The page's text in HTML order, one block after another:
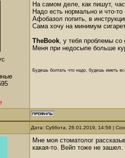
На самом деле, как пишут,
Надо есть нормально и что-то
Афобазол попить, в
Сама хочу на минимум
TheBook, у тебя проблемы
Меня при недосыпе больше
Будешь болтать что надо, будешь иметь
Дата: Суббота, 26.01.2019, 14:59 |
Мне моя стоматолог
какая-то. Вейп тоже не